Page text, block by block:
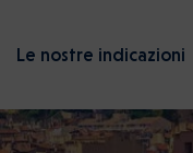
Le nostre indicazioni